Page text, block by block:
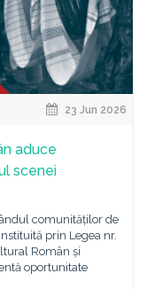
23 Jun 2026
aduce
scenei
comunităților de
prin Legea nr.
Român și
oportunitate